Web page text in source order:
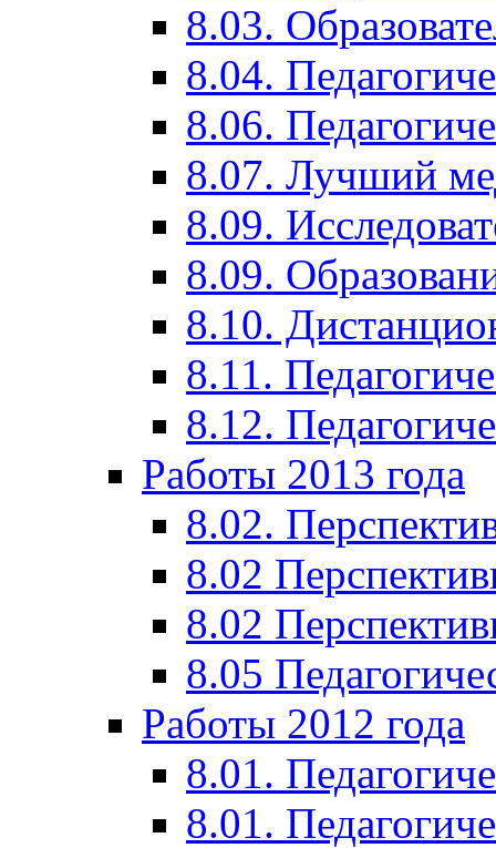
8.03.
8.04.
8.06.
8.07. Лучший
8.09.
8.09.
8.10.
8.11.
8.12.
Работы 2013 года
8.02.
8.02
8.02
8.05
Работы 2012 года
8.01.
8.01.